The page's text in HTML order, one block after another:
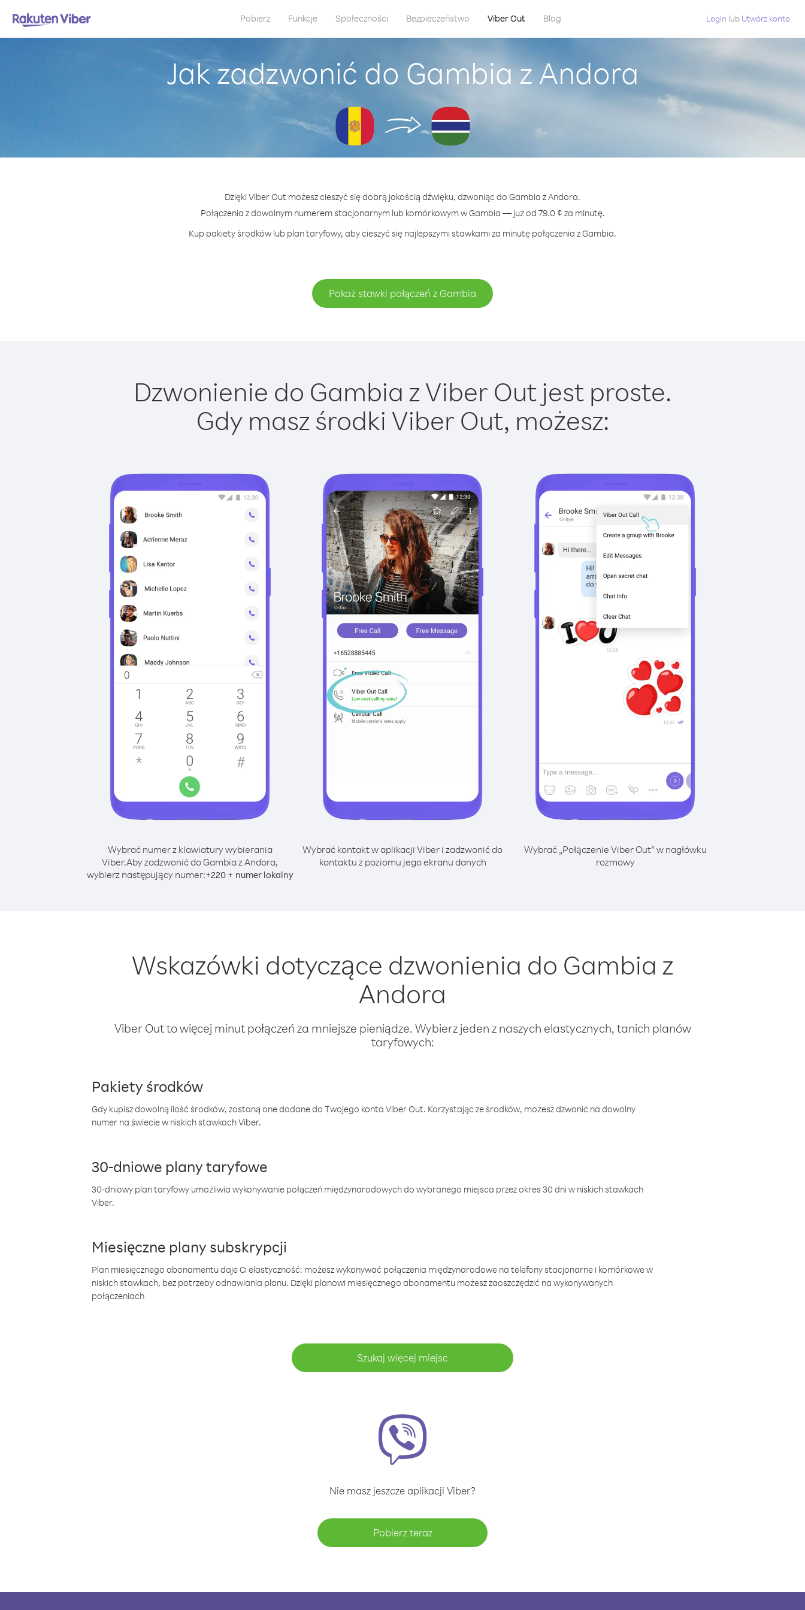
Pobierz Funkcje Społeczności Bezpieczeństwo Viber Out Blog Login lub Utwórz konto
Jak zadzwonić do Gambia z Andora
Dzięki Viber Out możesz cieszyć się dobrą jakością dźwięku, dzwoniąc do Gambia z Andora.
Połączenia z dowolnym numerem stacjonarnym lub komórkowym w Gambia — już od 79.0 ¢ za minutę.
Kup pakiety środków lub plan taryfowy, aby cieszyć się najlepszymi stawkami za minutę połączenia z Gambia.
Pokaż stawki połączeń z Gambia
Dzwonienie do Gambia z Viber Out jest proste.
Gdy masz środki Viber Out, możesz:
Wybrać numer z klawiatury wybierania
Viber.Aby zadzwonić do Gambia z Andora,
wybierz następujący numer:+220+ numer lokalny
Wybrać kontakt w aplikacji Viber i zadzwonić do
kontaktu z poziomu jego ekranu danych
Wybrać „Połączenie Viber Out” w nagłówku
rozmowy
Wskazówki dotyczące dzwonienia do Gambia z
Andora
Viber Out to więcej minut połączeń za mniejsze pieniądze. Wybierz jeden z naszych elastycznych, tanich planów
taryfowych:
Pakiety środków
Gdy kupisz dowolną ilość środków, zostaną one dodane do Twojego konta Viber Out. Korzystając ze środków, możesz dzwonić na dowolny
numer na świecie w niskich stawkach Viber.
30-dniowe plany taryfowe
30-dniowy plan taryfowy umożliwia wykonywanie połączeń międzynarodowych do wybranego miejsca przez okres 30 dni w niskich stawkach
Viber.
Miesięczne plany subskrypcji
Plan miesięcznego abonamentu daje Ci elastyczność: możesz wykonywać połączenia międzynarodowe na telefony stacjonarne i komórkowe w
niskich stawkach, bez potrzeby odnawiania planu. Dzięki planowi miesięcznego abonamentu możesz zaoszczędzić na wykonywanych
połączeniach
Szukaj więcej miejsc
Nie masz jeszcze aplikacji Viber?
Pobierz teraz